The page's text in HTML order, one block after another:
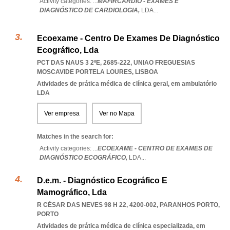
DIAGNÓSTICO DE CARDIOLOGIA, LDA...
Ecoexame - Centro De Exames De Diagnóstico
Ecográfico, Lda
PCT DAS NAUS 3 2ºE, 2685-222, UNIAO FREGUESIAS
MOSCAVIDE PORTELA LOURES, LISBOA
Atividades de prática médica de clínica geral, em ambulatório
LDA
Ver empresa Ver no Mapa
Matches in the search for:
Activity categories: ...ECOEXAME - CENTRO DE EXAMES DE
DIAGNÓSTICO ECOGRÁFICO, LDA...
D.e.m. - Diagnóstico Ecográfico E
Mamográfico, Lda
R CÉSAR DAS NEVES 98 H 22, 4200-002, PARANHOS PORTO,
PORTO
Atividades de prática médica de clínica especializada, em